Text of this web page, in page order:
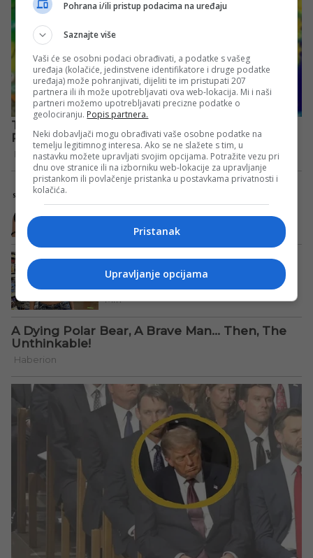
Pohrana i/ili pristup podacima na uređaju
Saznajte više
Vaši će se osobni podaci obrađivati, a podatke s vašeg
uređaja (kolačiće, jedinstvene identifikatore i druge podatke
uređaja) može pohranjivati, dijeliti te im pristupati 207
partnera ili ih može upotrebljavati ova web-lokacija. Mi i naši
partneri možemo upotrebljavati precizne podatke o
geolociranju. Popis partnera.
Neki dobavljači mogu obrađivati vaše osobne podatke na
temelju legitimnog interesa. Ako se ne slažete s tim, u
nastavku možete upravljati svojim opcijama. Potražite vezu pri
dnu ove stranice ili na izborniku web-lokacije za upravljanje
pristankom ili povlačenje pristanka u postavkama privatnosti i
kolačića.
Pristanak
Upravljanje opcijama